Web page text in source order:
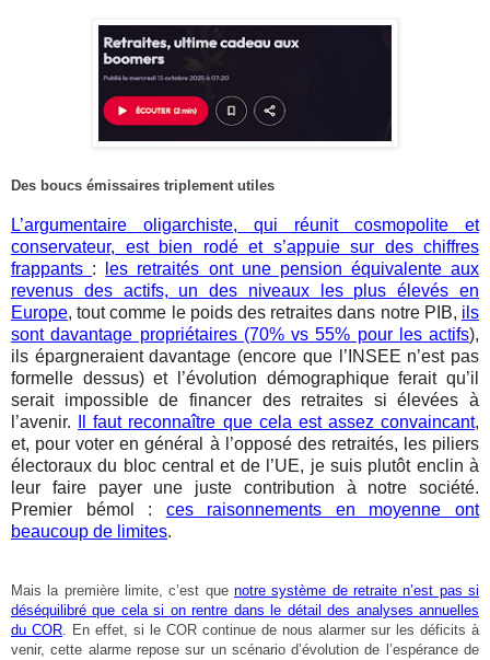
Des boucs émissaires triplement utiles
L’argumentaire oligarchiste, qui réunit cosmopolite et
conservateur, est bien rodé et s’appuie sur des chiffres
frappants :
les retraités ont une pension équivalente aux
revenus des actifs, un des niveaux les plus élevés en
Europe, tout comme le poids des retraites dans notre PIB, ils
sont davantage propriétaires (70% vs 55% pour les actifs),
ils épargneraient davantage (encore que l’INSEE n’est pas
formelle dessus) et l’évolution démographique ferait qu’il
serait impossible de financer des retraites si élevées à
l’avenir.
Il faut reconnaître que cela est assez convaincant,
et, pour voter en général à l’opposé des retraités, les piliers
électoraux du bloc central et de l’UE, je suis plutôt enclin à
leur faire payer une juste contribution à notre société.
Premier bémol : ces raisonnements en moyenne ont
beaucoup de limites.
Mais la première limite, c’est que notre système de retraite n’est pas si
déséquilibré que cela si on rentre dans le détail des analyses annuelles
du COR. En effet, si le COR continue de nous alarmer sur les déficits à
venir, cette alarme repose sur un scénario d’évolution de l’espérance de